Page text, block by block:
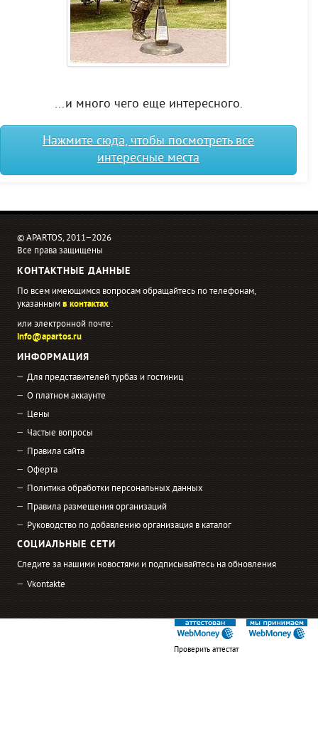
...и много чего еще интересного.
Нажмите сюда, чтобы посмотреть все
интересные места
© APARTOS, 2011−2026
Все права защищены
КОНТАКТНЫЕ ДАННЫЕ
По всем имеющимся вопросам обращайтесь по телефонам,
указаннымв контактах
или электронной почте:
info@apartos.ru
ИНФОРМАЦИЯ
Для представителей турбаз и гостиниц
О платном аккаунте
Цены
Частые вопросы
Правила сайта
Оферта
Политика обработки персональных данных
Правила размещения организаций
Руководство по добавлению организация в каталог
СОЦИАЛЬНЫЕ СЕТИ
Следите за нашими новостями и подписывайтесь на обновления
Vkontakte
Проверить аттестат